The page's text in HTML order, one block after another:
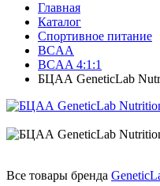
Главная
Каталог
Спортивное питание
BCAA
BCAA 4:1:1
БЦАА GeneticLab
Все товары бренда